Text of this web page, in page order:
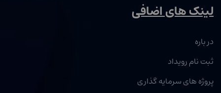
لینک های اضافی
در باره
ثبت نام رویداد
پروژه های سرمایه گذاری